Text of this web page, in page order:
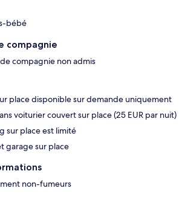
bébé
compagnie
compagnie non admis
place disponible sur demande uniquement
voiturier couvert sur place (25 EUR par nuit)
sur place est limité
garage sur place
non-fumeurs